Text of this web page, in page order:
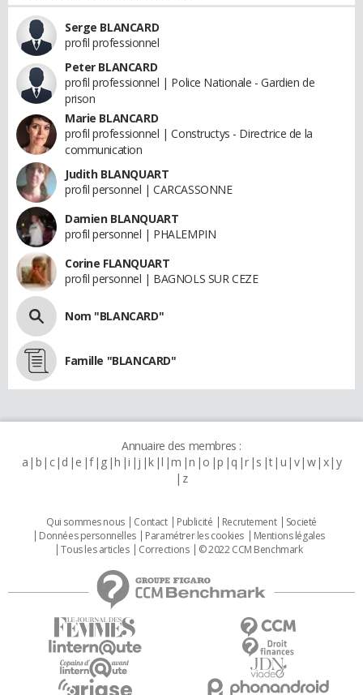
Serge BLANCARD
profil professionnel
Peter BLANCARD
profil professionnel | Police Nationale - Gardien de
prison
Marie BLANCARD
profil professionnel | Constructys - Directrice de la
communication
Judith BLANQUART
profil personnel | CARCASSONNE
Damien BLANQUART
profil personnel | PHALEMPIN
Corine FLANQUART
profil personnel | BAGNOLS SUR CEZE
Nom "BLANCARD"
Famille "BLANCARD"
Annuaire des membres :
a b c d e f g h i j k l m n o p q r s t u v w x y
z
Qui sommes nous Contact Publicité Recrutement
Societé
Données personnelles
Paramétrer les cookies
Mentions légales
Tous les articles
Corrections © 2022 CCM Benchmark